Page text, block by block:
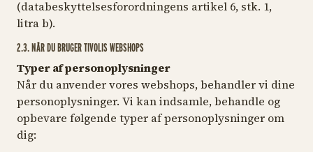
(databeskyttelsesforordningens artikel 6, stk. 1,
litra b).
2.3. NÅR DU BRUGER TIVOLIS WEBSHOPS
Typer af personoplysninger
Når du anvender vores webshops, behandler vi dine
personoplysninger. Vi kan indsamle, behandle og
opbevare følgende typer af personoplysninger om
dig: